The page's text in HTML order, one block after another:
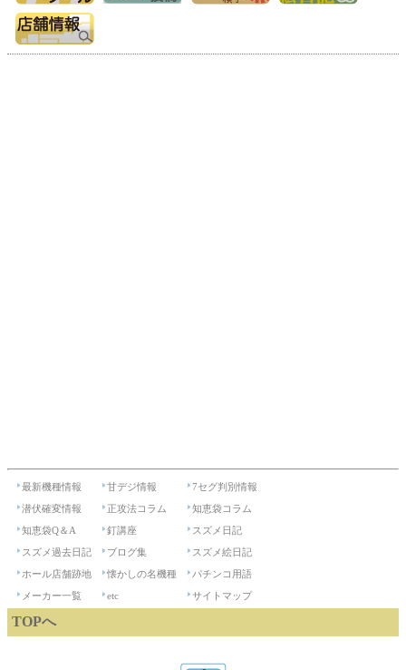
最新機種情報 甘デジ情報
7セグ判別情報
潜伏確変情報
正攻法コラム
知恵袋コラム
知恵袋Q＆A
釘講座
スズメ日記
スズメ過去日記
ブログ集
スズメ絵日記
ホール店舗跡地
懐かしの名機種
パチンコ用語
メーカー一覧
etc サイトマップ
TOPへ